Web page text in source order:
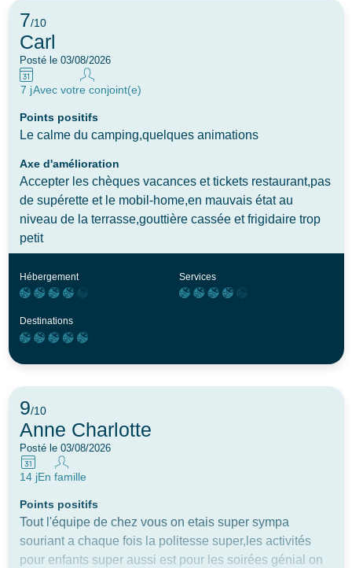
7/10
Carl
Posté le 03/08/2026
7 jAvec votre conjoint(e)
Points positifs
Le calme du camping,quelques animations
Axe d'amélioration
Accepter les chèques vacances et tickets restaurant,pas
de supérette et le mobil-home,en mauvais état au
niveau de la terrasse,gouttière cassée et frigidaire trop
petit
Hébergement Services
Destinations
9/10
Anne Charlotte
Posté le 03/08/2026
14 jEn famille
Points positifs
Tout l'équipe de chez vous on etais super sympa
souriant a chaque fois la politesse super,les activités
pour enfants super aussi est pour les soirées génial on